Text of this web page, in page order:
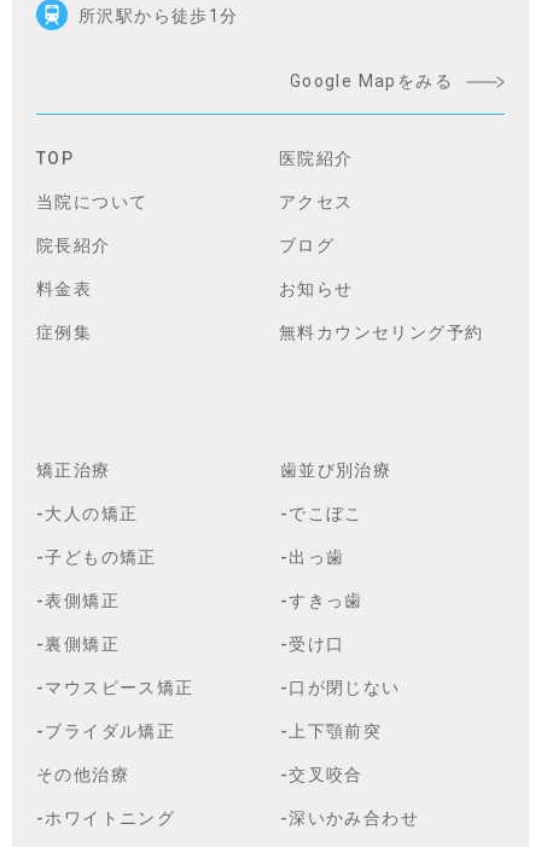
所沢駅から徒歩1分
Google Mapをみる
TOP
当院について
院長紹介
料金表
症例集
医院紹介
アクセス
ブログ
お知らせ
無料カウンセリング予約
矯正治療
-大人の矯正
-子どもの矯正
-表側矯正
-裏側矯正
-マウスピース矯正
-ブライダル矯正
その他治療
-ホワイトニング
歯並び別治療
-でこぼこ
-出っ歯
-すきっ歯
-受け口
-口が閉じない
-上下顎前突
-交叉咬合
-深いかみ合わせ